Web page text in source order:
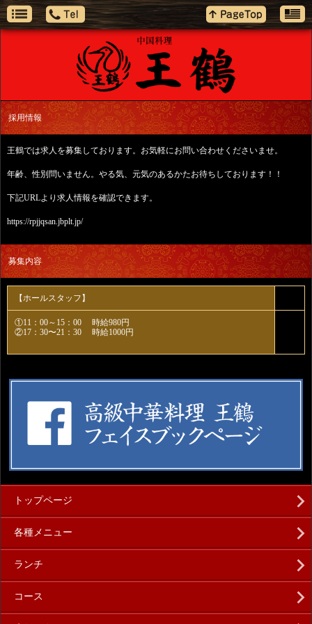
採用情報
王鶴では求人を募集しております。お気軽にお問い合わせくださいませ。
年齢、性別問いません。やる気、元気のあるかたお待ちしております！！
下記URLより求人情報を確認できます。
https://rpjjqsan.jbplt.jp/
募集内容
【ホールスタッフ】
①11：00～15：00 時給980円
②17：30〜21：30 時給1000円
トップページ
各種メニュー
ランチ
コース